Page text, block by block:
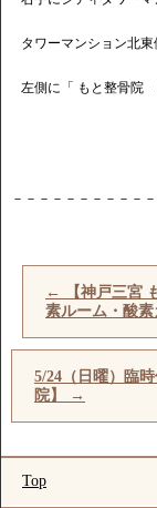
タワーマンション北東
左側に「 もと整骨院
－－－－－－－－－－
←
【神戸三宮
素ルーム・酸
5/24（日曜）臨
院】
→
Top